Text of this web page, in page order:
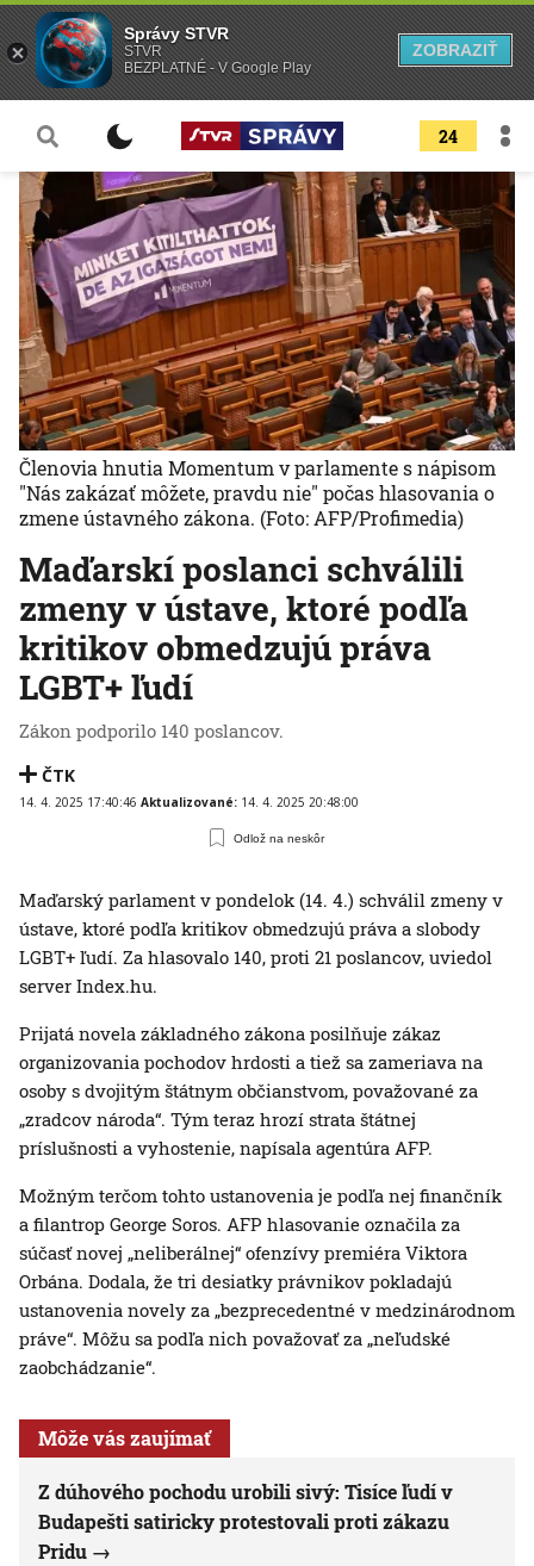
24
Maďarskí poslanci schválili
zmeny v ústave, ktoré podľa
kritikov obmedzujú práva
LGBT+ ľudí
Zákon podporilo 140 poslancov.
ČTK
14. 4. 2025 17:40:46 Aktualizované: 14. 4. 2025 20:48:00
Odlož na neskôr
Členovia hnutia Momentum v parlamente s nápisom
"Nás zakázať môžete, pravdu nie" počas hlasovania o
zmene ústavného zákona. (Foto: AFP/Profimedia)
Maďarský parlament v pondelok (14. 4.) schválil zmeny v
ústave, ktoré podľa kritikov obmedzujú práva a slobody
LGBT+ ľudí. Za hlasovalo 140, proti 21 poslancov, uviedol
server Index.hu.
Prijatá novela základného zákona posilňuje zákaz
organizovania pochodov hrdosti a tiež sa zameriava na
osoby s dvojitým štátnym občianstvom, považované za
„zradcov národa“. Tým teraz hrozí strata štátnej
príslušnosti a vyhostenie, napísala agentúra AFP.
Možným terčom tohto ustanovenia je podľa nej finančník
a filantrop George Soros. AFP hlasovanie označila za
súčasť novej „neliberálnej“ ofenzívy premiéra Viktora
Orbána. Dodala, že tri desiatky právnikov pokladajú
ustanovenia novely za „bezprecedentné v medzinárodnom
práve“. Môžu sa podľa nich považovať za „neľudské
zaobchádzanie“.
Môže vás zaujímať
Z dúhového pochodu urobili sivý: Tisíce ľudí v
Budapešti satiricky protestovali proti zákazu
Pridu
Správy STVR
STVR
BEZPLATNÉ - V Google Play
ZOBRAZIŤ